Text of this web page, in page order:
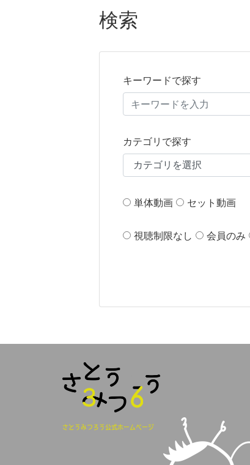
検索
キーワードで探す
カテゴリで探す
単体動画 セット動画
視聴制限なし 会員のみ
さとうみつろう公式ホームページ